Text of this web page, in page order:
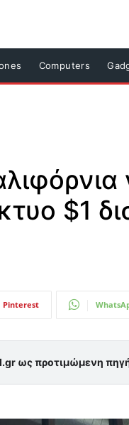
Computers
$1
Pinterest
ως προτιμώμενη